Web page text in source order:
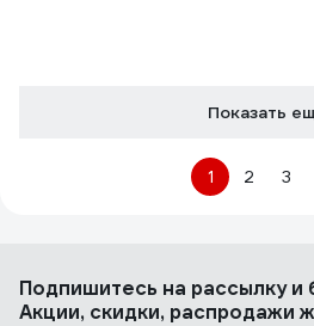
Показать
1 2 3
Подпишитесь на рассылкуи
Акции, скидки, распродажи